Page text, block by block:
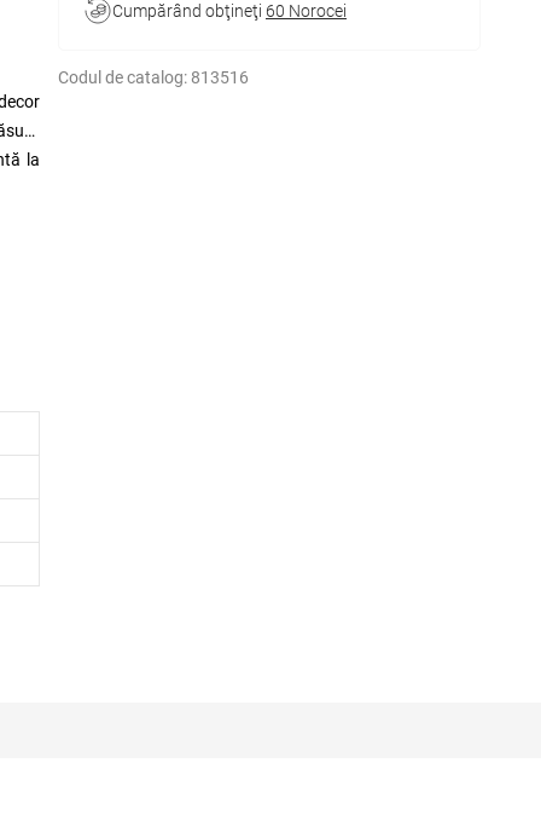
Cumpărând obţineţi 60 Norocei
Codul de catalog: 813516
la